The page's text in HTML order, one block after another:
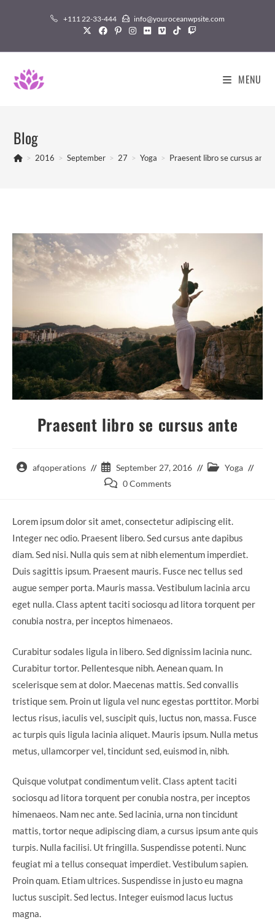
+111 22-33-444 info@youroceanwpsite.com
MENU
Blog
> 2016 > September > 27 > Yoga > Praesent libro se cursus ante
Praesent libro se cursus ante
Postafqoperations
Post
published:
September 27, 2016
Post Yoga
Post 0 Comments
Lorem ipsum dolor sit amet, consectetur adipiscing elit.
Integer nec odio. Praesent libero. Sed cursus ante dapibus
diam. Sed nisi. Nulla quis sem at nibh elementum imperdiet.
Duis sagittis ipsum. Praesent mauris. Fusce nec tellus sed
augue semper porta. Mauris massa. Vestibulum lacinia arcu
eget nulla. Class aptent taciti sociosqu ad litora torquent per
conubia nostra, per inceptos himenaeos.
Curabitur sodales ligula in libero. Sed dignissim lacinia nunc.
Curabitur tortor. Pellentesque nibh. Aenean quam. In
scelerisque sem at dolor. Maecenas mattis. Sed convallis
tristique sem. Proin ut ligula vel nunc egestas porttitor. Morbi
lectus risus, iaculis vel, suscipit quis, luctus non, massa. Fusce
ac turpis quis ligula lacinia aliquet. Mauris ipsum. Nulla metus
metus, ullamcorper vel, tincidunt sed, euismod in, nibh.
Quisque volutpat condimentum velit. Class aptent taciti
sociosqu ad litora torquent per conubia nostra, per inceptos
himenaeos. Nam nec ante. Sed lacinia, urna non tincidunt
mattis, tortor neque adipiscing diam, a cursus ipsum ante quis
turpis. Nulla facilisi. Ut fringilla. Suspendisse potenti. Nunc
feugiat mi a tellus consequat imperdiet. Vestibulum sapien.
Proin quam. Etiam ultrices. Suspendisse in justo eu magna
luctus suscipit. Sed lectus. Integer euismod lacus luctus
magna.